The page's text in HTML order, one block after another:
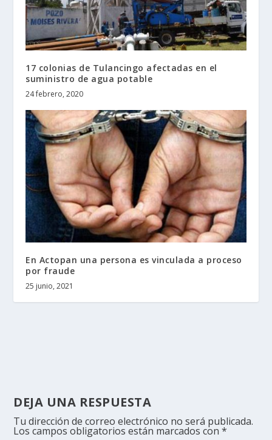
17 colonias de Tulancingo afectadas en el
suministro de agua potable
24 febrero, 2020
En Actopan una persona es vinculada a proceso
por fraude
25 junio, 2021
DEJA UNA RESPUESTA
Tu dirección de correo electrónico no será publicada.
Los campos obligatorios están marcados con*